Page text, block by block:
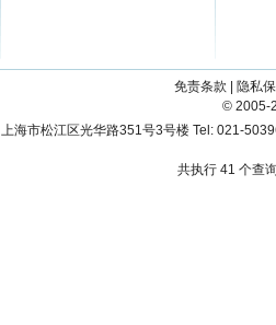
免责条款
隐私
© 2005-
上海市松江区光华路351号3号楼 Tel: 021-
共执行 41 个查